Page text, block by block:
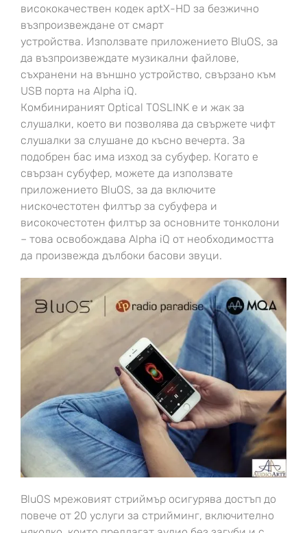
висококачествен кодек aptX-HD за безжично
възпроизвеждане от смарт
устройства. Използвате приложението BluOS, за
да възпроизвеждате музикални файлове,
съхранени на външно устройство, свързано към
USB порта на Alpha iQ.
Комбинираният Optical TOSLINK е и жак за
слушалки, което ви позволява да свържете чифт
слушалки за слушане до късно вечерта. За
подобрен бас има изход за субуфер. Когато е
свързан субуфер, можете да използвате
приложението BluOS, за да включите
нискочестотен филтър за субуфера и
високочестотен филтър за основните тонколони
– това освобождава Alpha iQ от необходимостта
да произвежда дълбоки басови звуци.
BluOS мрежовият стриймър осигурява достъп до
повече от 20 услуги за стрийминг, включително